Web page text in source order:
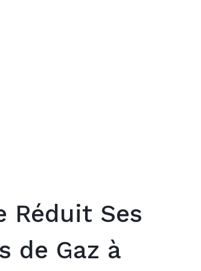
Réduit Ses
de Gaz à